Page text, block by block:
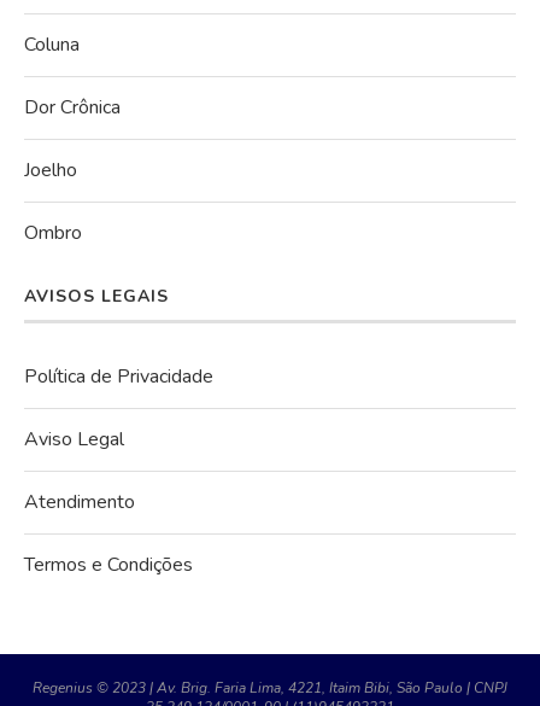
Coluna
Dor Crônica
Joelho
Ombro
AVISOS LEGAIS
Política de Privacidade
Aviso Legal
Atendimento
Termos e Condições
Regenius © 2023 | Av. Brig. Faria Lima, 4221, Itaim Bibi, São Paulo | CNPJ